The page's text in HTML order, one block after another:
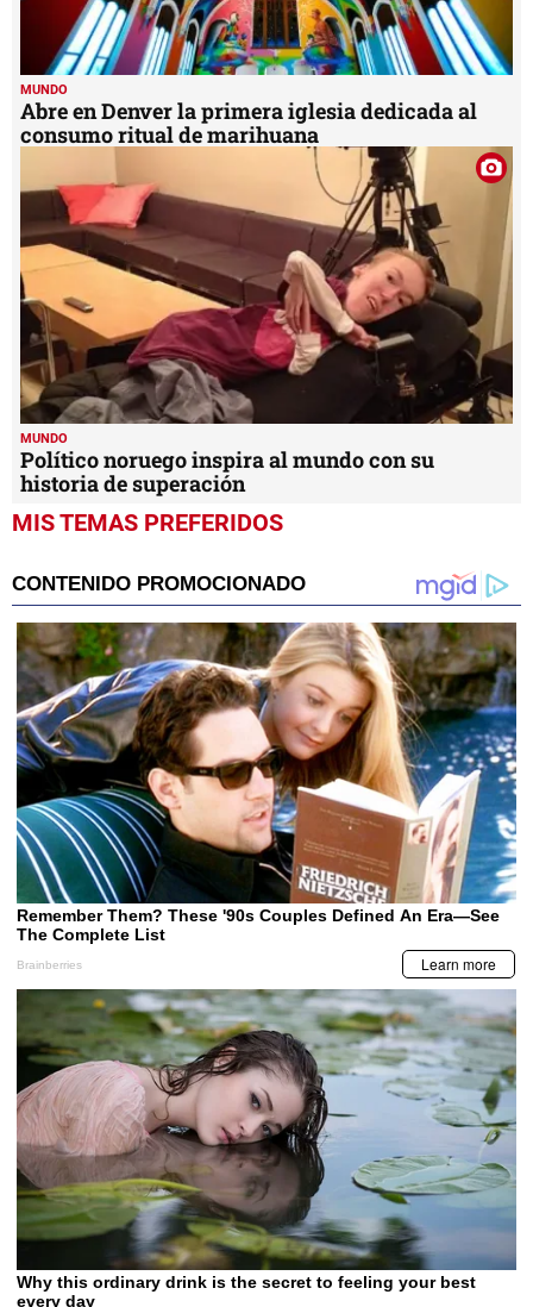
MUNDO
Abre en Denver la primera iglesia dedicada al
consumo ritual de marihuana
MUNDO
Político noruego inspira al mundo con su
historia de superación
MIS TEMAS PREFERIDOS